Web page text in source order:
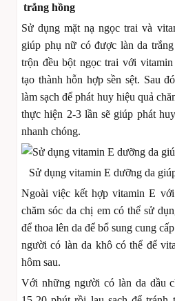
trắng hồng
Sử dụng mặt nạ ngọc trai và
giúp phụ nữ có được làn da
trộn đều bột ngọc trai với
tạo thành hỗn hợp sền sệt. Sau
làm sạch để phát huy hiệu quả
thực hiện 2-3 lần sẽ giúp phát
nhanh chóng.
Sử dụng vitamin E dưỡng da
Ngoài việc kết hợp vitamin E
chăm sóc da chị em có thể sử
để thoa lên da để bổ sung cung
người có làn da khô có thể để
hôm sau.
Với những người có làn da dầu